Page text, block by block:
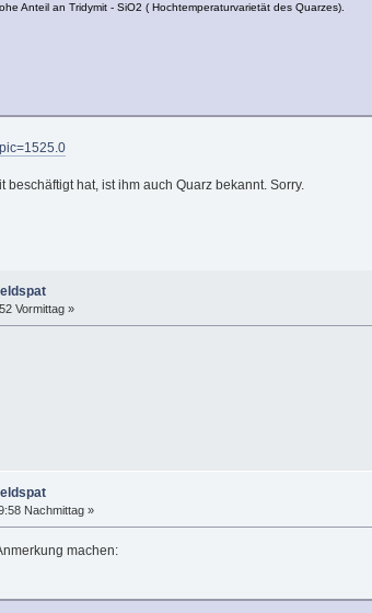
Anteil an Tridymit - SiO2 ( Hochtemperaturvarietät des Quarzes).
beschäftigt hat, ist ihm auch Quarz bekannt. Sorry.
Vormittag »
Nachmittag »
machen: